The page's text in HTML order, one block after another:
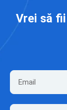
Vrei să